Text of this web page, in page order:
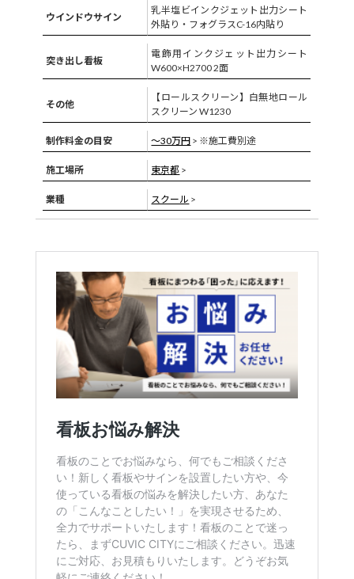
ウインドウサイン
乳半塩ビインクジェット出力シート
外貼り・フォグラスC-16内貼り
突き出し看板
電飾用インクジェット出力シート
W600×H2700 2面
その他
【ロールスクリーン】白無地ロール
スクリーン W1230
制作料金の目安 〜30万円 > ※施工費別途
施工場所 東京都 >
業種 スクール >